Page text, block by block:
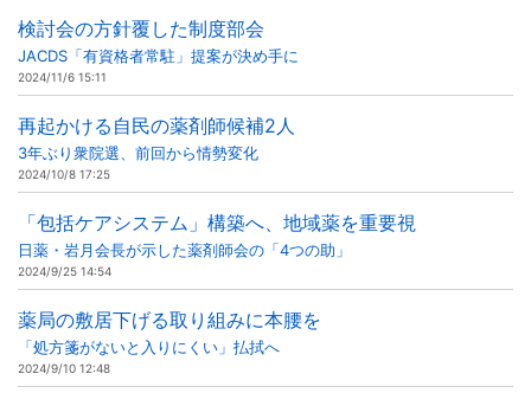
検討会の方針覆した制度部会
JACDS「有資格者常駐」提案が決め手に
2024/11/6 15:11
再起かける自民の薬剤師候補2人
3年ぶり衆院選、前回から情勢変化
2024/10/8 17:25
「包括ケアシステム」構築へ、地域薬を重要視
日薬・岩月会長が示した薬剤師会の「4つの助」
2024/9/25 14:54
薬局の敷居下げる取り組みに本腰を
「処方箋がないと入りにくい」払拭へ
2024/9/10 12:48